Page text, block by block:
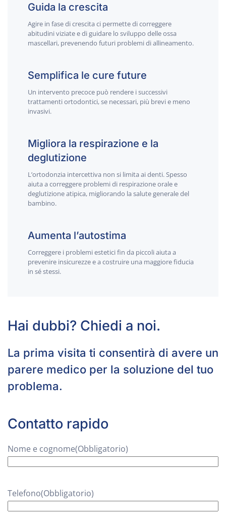
Guida la crescita
Agire in fase di crescita ci permette di correggere
abitudini viziate e di guidare lo sviluppo delle ossa
mascellari, prevenendo futuri problemi di allineamento.
Semplifica le cure future
Un intervento precoce può rendere i successivi
trattamenti ortodontici, se necessari, più brevi e meno
invasivi.
Migliora la respirazione e la
deglutizione
L’ortodonzia intercettiva non si limita ai denti. Spesso
aiuta a correggere problemi di respirazione orale e
deglutizione atipica, migliorando la salute generale del
bambino.
Aumenta l’autostima
Correggere i problemi estetici fin da piccoli aiuta a
prevenire insicurezze e a costruire una maggiore fiducia
in sé stessi.
Hai dubbi? Chiedi a noi.
La prima visita ti consentirà di avere un
parere medico per la soluzione del tuo
problema.
Contatto rapido
Nome e cognome(Obbligatorio)
Telefono(Obbligatorio)